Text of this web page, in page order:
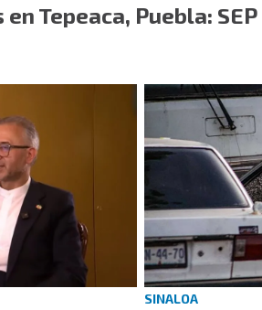
Tepeaca, Puebla:
SINALOA